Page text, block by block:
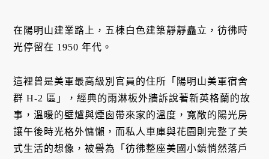
在陽明山建業路上，五棟白色建築靜靜矗立，彷彿時
光停留在 1950 年代。
這裡曾是美軍最高級別官員的住所「陽明山美軍宿舍
群 H-2 區」，經典的雨淋板外牆訴說著新英格蘭的故
事，溫暖的壁爐與煙囪帶來家的溫度，寬敞的陽光房
讓午後時光格外慵懶，而私人車庫與花園則完整了美
式生活的想像，被譽為「彷彿整座美國小鎮悄然落戶